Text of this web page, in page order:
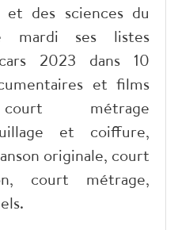
et des sciences du
mardi ses listes
2023 dans 10
et films
court métrage
et coiffure,
originale, court
court métrage,